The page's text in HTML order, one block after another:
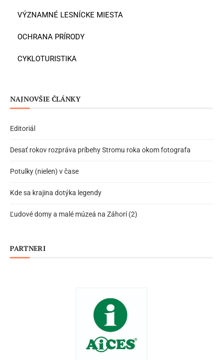
VÝZNAMNÉ LESNÍCKE MIESTA
OCHRANA PRÍRODY
CYKLOTURISTIKA
NAJNOVŠIE ČLÁNKY
Editoriál
Desať rokov rozpráva príbehy Stromu roka okom fotografa
Potulky (nielen) v čase
Kde sa krajina dotýka legendy
Ľudové domy a malé múzeá na Záhorí (2)
PARTNERI